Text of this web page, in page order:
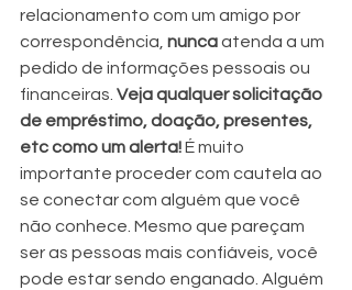
relacionamento com um amigo por
correspondência, nunca atenda a um
pedido de informações pessoais ou
financeiras. Veja qualquer solicitação
de empréstimo, doação, presentes,
etc como um alerta! É muito
importante proceder com cautela ao
se conectar com alguém que você
não conhece. Mesmo que pareçam
ser as pessoas mais confiáveis, você
pode estar sendo enganado. Alguém